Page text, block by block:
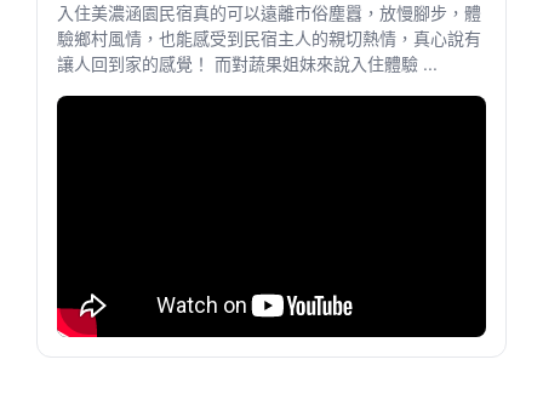
入住美濃涵園民宿真的可以遠離市俗塵囂，放慢腳步，體
驗鄉村風情，也能感受到民宿主人的親切熱情，真心說有
讓人回到家的感覺！ 而對蔬果姐妹來說入住體驗 ...